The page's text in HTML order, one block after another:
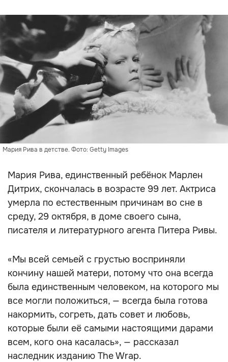
Мария Рива в детстве. Фото: Getty Images
Мария Рива, единственный ребёнок Марлен
Дитрих, скончалась в возрасте 99 лет. Актриса
умерла по естественным причинам во сне в
среду, 29 октября, в доме своего сына,
писателя и литературного агента Питера Ривы.
«Мы всей семьей с грустью восприняли
кончину нашей матери, потому что она всегда
была единственным человеком, на которого мы
все могли положиться, — всегда была готова
накормить, согреть, дать совет и любовь,
которые были её самыми настоящими дарами
всем, кого она касалась», — рассказал
наследник изданию The Wrap.